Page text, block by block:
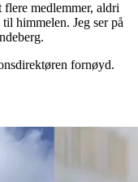
flere medlemmer, aldri
himmelen. Jeg ser på
fornøyd.